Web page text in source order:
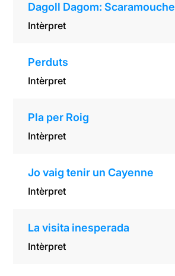
Dagoll Dagom: Scaramouche
Intèrpret
Perduts
Intèrpret
Pla per Roig
Intèrpret
Jo vaig tenir un Cayenne
Intèrpret
La visita inesperada
Intèrpret